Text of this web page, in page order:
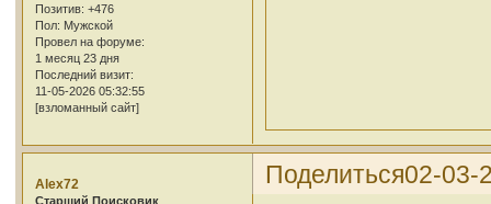
Позитив: +476
Пол: Мужской
Провел на форуме:
1 месяц 23 дня
Последний визит:
11-05-2026 05:32:55
[взломанный сайт]
Поделиться02-03-
Alex72
Cтарший Поисковик